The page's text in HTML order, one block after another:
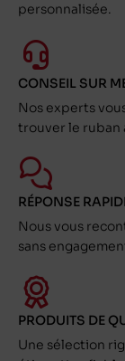
personnalisée.
CONSEIL SUR
Nos experts
trouver le ruban
RÉPONSE
Nous vous
sans
PRODUITS DE
Une sélection